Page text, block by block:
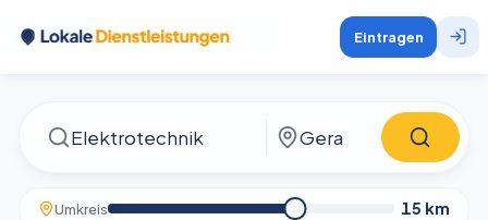
Eintragen
Umkreis 15 km